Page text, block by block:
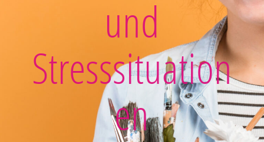
und
Stresssituation
en